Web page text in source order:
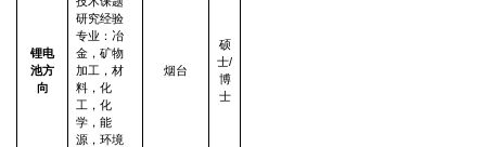
锂电
池方
向
研究经验
专业：冶
金，矿物
加工，材
料，化
工，化
学，能
源，环境
烟台
硕
士/
博
士